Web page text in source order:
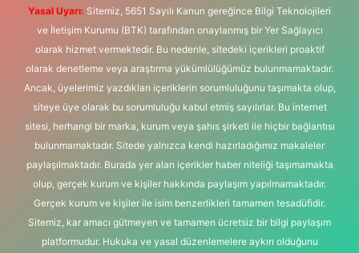
Yasal Uyarı: Sitemiz, 5651 Sayılı Kanun gereğince Bilgi Teknolojileri
ve İletişim Kurumu (BTK) tarafından onaylanmış bir Yer Sağlayıcı
olarak hizmet vermektedir. Bu nedenle, sitedeki içerikleri proaktif
olarak denetleme veya araştırma yükümlülüğümüz bulunmamaktadır.
Ancak, üyelerimiz yazdıkları içeriklerin sorumluluğunu taşımakta olup,
siteye üye olarak bu sorumluluğu kabul etmiş sayılırlar. Bu internet
sitesi, herhangi bir marka, kurum veya şahıs şirketi ile hiçbir bağlantısı
bulunmamaktadır. Sitede yalnızca kendi hazırladığımız makaleler
paylaşılmaktadır. Burada yer alan içerikler haber niteliği taşımamakta
olup, gerçek kurum ve kişiler hakkında paylaşım yapılmamaktadır.
Gerçek kurum ve kişiler ile isim benzerlikleri tamamen tesadüfidir.
Sitemiz, kar amacı gütmeyen ve tamamen ücretsiz bir bilgi paylaşım
platformudur. Hukuka ve yasal düzenlemelere aykırı olduğunu